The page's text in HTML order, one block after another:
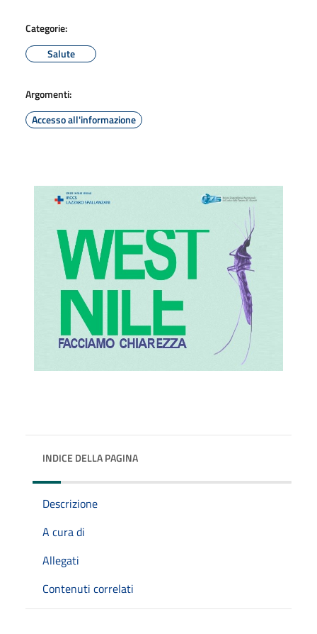
Categorie:
Salute
Argomenti:
Accesso all'informazione
INDICE DELLA PAGINA
Descrizione
A cura di
Allegati
Contenuti correlati